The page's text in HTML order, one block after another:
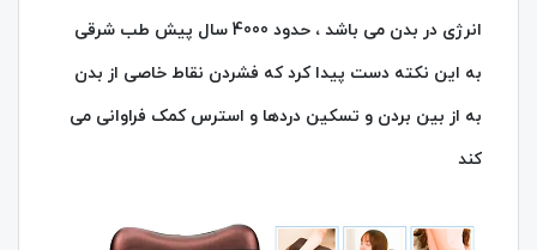
انرژی در بدن می باشد ، حدود 4000 سال پیش طب شرقی
به این نکته دست پیدا کرد که فشردن نقاط خاصی از بدن
به از بین بردن و تسکین دردها و استرس کمک فراوانی می
کند